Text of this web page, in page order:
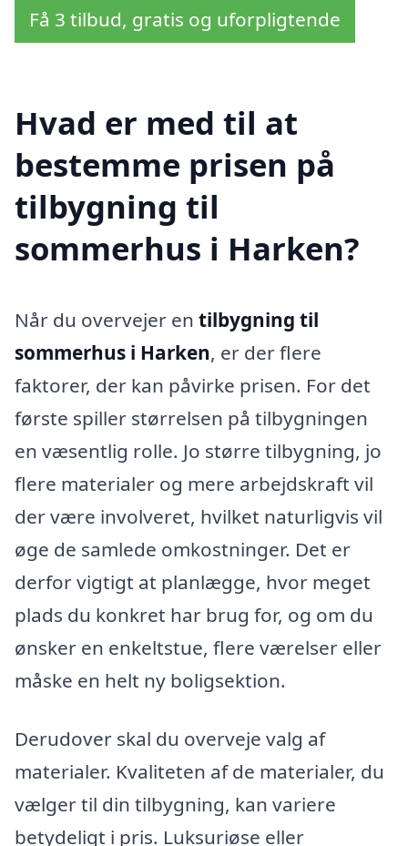
Få 3 tilbud, gratis og uforpligtende
Hvad er med til at
bestemme prisen på
tilbygning til
sommerhus i Harken?
Når du overvejer en tilbygning til
sommerhus i Harken, er der flere
faktorer, der kan påvirke prisen. For det
første spiller størrelsen på tilbygningen
en væsentlig rolle. Jo større tilbygning, jo
flere materialer og mere arbejdskraft vil
der være involveret, hvilket naturligvis vil
øge de samlede omkostninger. Det er
derfor vigtigt at planlægge, hvor meget
plads du konkret har brug for, og om du
ønsker en enkeltstue, flere værelser eller
måske en helt ny boligsektion.
Derudover skal du overveje valg af
materialer. Kvaliteten af de materialer, du
vælger til din tilbygning, kan variere
betydeligt i pris. Luksuriøse eller